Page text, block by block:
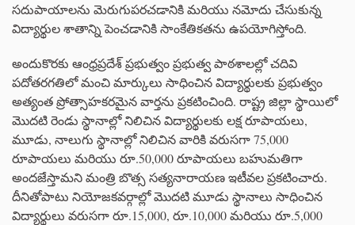
సదుపాయాలను మెరుగుపరచడానికి మరియు నమోదు చేసుకున్న
విద్యార్థుల శాతాన్ని పెంచడానికి సాంకేతికతను ఉపయోగిస్తోంది.
అందుకొరకు ఆంధ్రప్రదేశ్ ప్రభుత్వం ప్రభుత్వ పాఠశాలల్లో చదివి
పదోతరగతిలో మంచి మార్కులు సాధించిన విద్యార్థులకు ప్రభుత్వం
అత్యంత ప్రోత్సాహకరమైన వార్తను ప్రకటించింది. రాష్ట్ర జిల్లా స్థాయిలో
మొదటి రెండు స్థానాల్లో నిలిచిన విద్యార్థులకు లక్ష రూపాయలు,
మూడు, నాలుగు స్థానాల్లో నిలిచిన వారికి వరుసగా 75,000
రూపాయలు మరియు రూ.50,000 రూపాయలు బహుమతిగా
అందజేస్తామని మంత్రి బొత్స సత్యనారాయణ ఇటీవల ప్రకటించారు.
దీనితోపాటు నియోజకవర్గాల్లో మొదటి మూడు స్థానాలు సాధించిన
విద్యార్థులు వరుసగా రూ.15,000, రూ.10,000 మరియు రూ.5,000